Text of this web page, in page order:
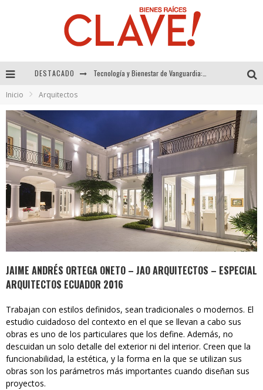
DESTACADO Sector Inmobiliario – recuperación a paso firme
El Despertar de la Calidez: Acabados Dorados de FV para Elevar tu Espacio
Tecnología y Bienestar de Vanguardia: El Inodoro Inteligente Neotech de FV.
Inicio Arquitectos
JAIME ANDRÉS ORTEGA ONETO – JAO ARQUITECTOS – ESPECIAL
ARQUITECTOS ECUADOR 2016
Trabajan con estilos definidos, sean tradicionales o modernos. El
estudio cuidadoso del contexto en el que se llevan a cabo sus
obras es uno de los particulares que los define. Además, no
descuidan un solo detalle del exterior ni del interior. Creen que la
funcionabilidad, la estética, y la forma en la que se utilizan sus
obras son los parámetros más importantes cuando diseñan sus
proyectos.